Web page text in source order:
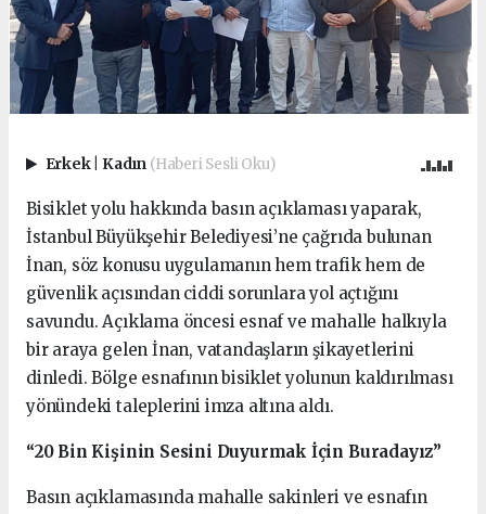
Erkek Kadın (Haberi Sesli Oku)
Bisiklet yolu hakkında basın açıklaması yaparak,
İstanbul Büyükşehir Belediyesi’ne çağrıda bulunan
İnan, söz konusu uygulamanın hem trafik hem de
güvenlik açısından ciddi sorunlara yol açtığını
savundu. Açıklama öncesi esnaf ve mahalle halkıyla
bir araya gelen İnan, vatandaşların şikayetlerini
dinledi. Bölge esnafının bisiklet yolunun kaldırılması
yönündeki taleplerini imza altına aldı.
“20 Bin Kişinin Sesini Duyurmak İçin Buradayız”
Basın açıklamasında mahalle sakinleri ve esnafın